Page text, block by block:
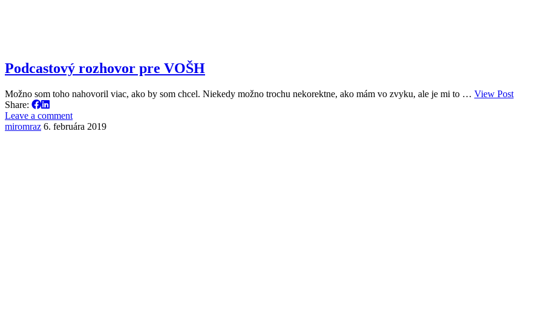
Podcastový rozhovor pre VOŠH
Možno som toho nahovoril viac, ako by som chcel. Niekedy možno trochu nekorektne, ako mám vo zvyku, ale je mi to … View Post
Share:
Leave a comment
miromraz 6. februára 2019